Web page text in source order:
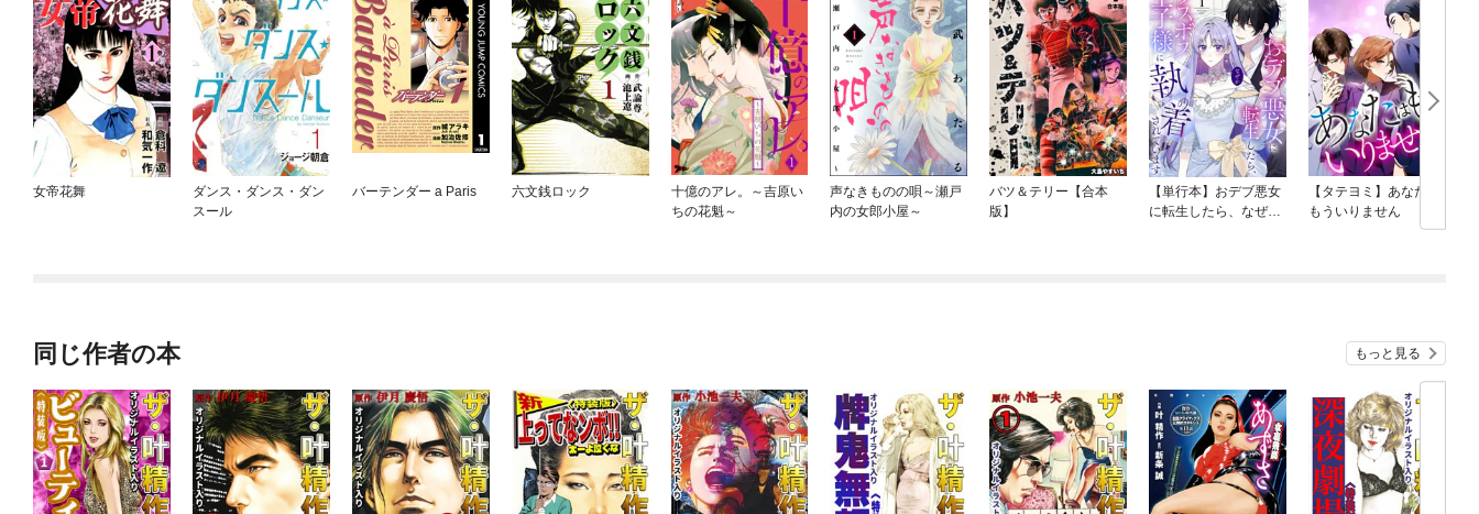
女帝花舞
ダンス・ダンス・ダン
スール
バーテンダー a Paris 六文銭ロック
十億のアレ。～吉原い
ちの花魁～
声なきものの唄～瀬戸
内の女郎小屋～
バツ＆テリー【合本
版】
【単行本】おデブ悪女
に転生したら、なぜか
【タテヨミ】あなたは
もういりません
同じ作者の本 もっと見る